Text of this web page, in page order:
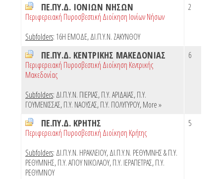
ΠΕ.ΠΥ.Δ. ΙΟΝΙΩΝ ΝΗΣΩΝ
Περιφερειακή Πυροσβεστική Διοίκηση Ιονίων Νήσων
Subfolders: 16Η ΕΜΟΔΕ,ΔΙ.Π.Υ.Ν. ΖΑΚΥΝΘΟΥ
2
ΠΕ.ΠΥ.Δ. ΚΕΝΤΡΙΚΗΣ ΜΑΚΕΔΟΝΙΑΣ
Περιφερειακή Πυροσβεστική Διοίκηση Κεντρικής
Μακεδονίας
Subfolders: ΔΙ.Π.Υ.Ν. ΠΙΕΡΙΑΣ,Π.Υ. ΑΡΙΔΑΙΑΣ,Π.Υ.
ΓΟΥΜΕΝΙΣΣΑΣ,Π.Υ. ΝΑΟΥΣΑΣ,Π.Υ. ΠΟΛΥΓΥΡΟΥ,More »
6
ΠΕ.ΠΥ.Δ. ΚΡΗΤΗΣ
Περιφερειακή Πυροσβεστική Διοίκηση Κρήτης
Subfolders: ΔΙ.Π.Υ.Ν. ΗΡΑΚΛΕΙΟΥ,ΔΙ.Π.Υ.Ν. ΡΕΘΥΜΝΗΣ & Π.Υ.
ΡΕΘΥΜΝΗΣ,Π.Υ. ΑΓΙΟΥ ΝΙΚΟΛΑΟΥ,Π.Υ. ΙΕΡΑΠΕΤΡΑΣ,Π.Υ.
ΡΕΘΥΜΝΟΥ
5